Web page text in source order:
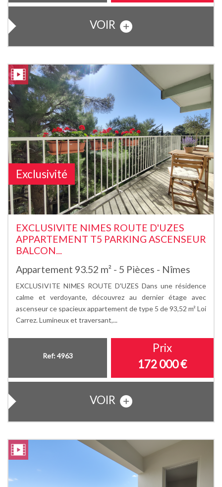
VOIR
Exclusivité
EXCLUSIVITE NIMES ROUTE D'UZES
APPARTEMENT T5 PARKING ASCENSEUR
BALCON...
Appartement 93.52 m² - 5 Pièces - Nîmes
EXCLUSIVITE NIMES ROUTE D'UZES Dans une résidence
calme et verdoyante, découvrez au dernier étage avec
ascenseur ce spacieux appartement de type 5 de 93,52 m² Loi
Carrez. Lumineux et traversant,...
Ref: 4963
Prix
172 000€
VOIR